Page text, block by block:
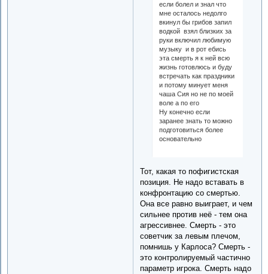
если болел и знал что
мне осталось недолго
вкинул бы грибов запил
водкой взял близких за
руки включил любимую
музыку и в рот ебись
эта смерть я к ней всю
жизнь готовлюсь и буду
встречать как праздники
и потому минует меня
чаша Сия но не по моей
воле а по его
Ну конечно если
заранее знать то можно
подготовиться более
основательно
Тот, какая то пофигистская
позиция. Не надо вставать в
конфронтацию со смертью.
Она все равно выиграет, и чем
сильнее против неё - тем она
агрессивнее. Смерть - это
советчик за левым плечом,
помнишь у Карлоса? Смерть -
это контролируемый частично
параметр игрока. Смерть надо